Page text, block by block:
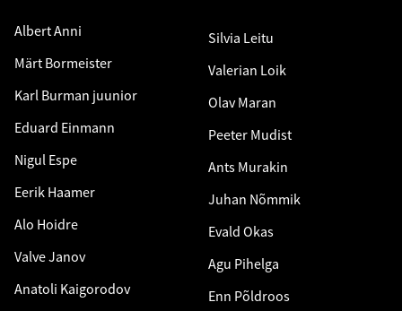
Albert Anni
Märt Bormeister
Karl Burman juunior
Eduard Einmann
Nigul Espe
Eerik Haamer
Alo Hoidre
Valve Janov
Anatoli Kaigorodov
Silvia Leitu
Valerian Loik
Olav Maran
Peeter Mudist
Ants Murakin
Juhan Nõmmik
Evald Okas
Agu Pihelga
Enn Põldroos